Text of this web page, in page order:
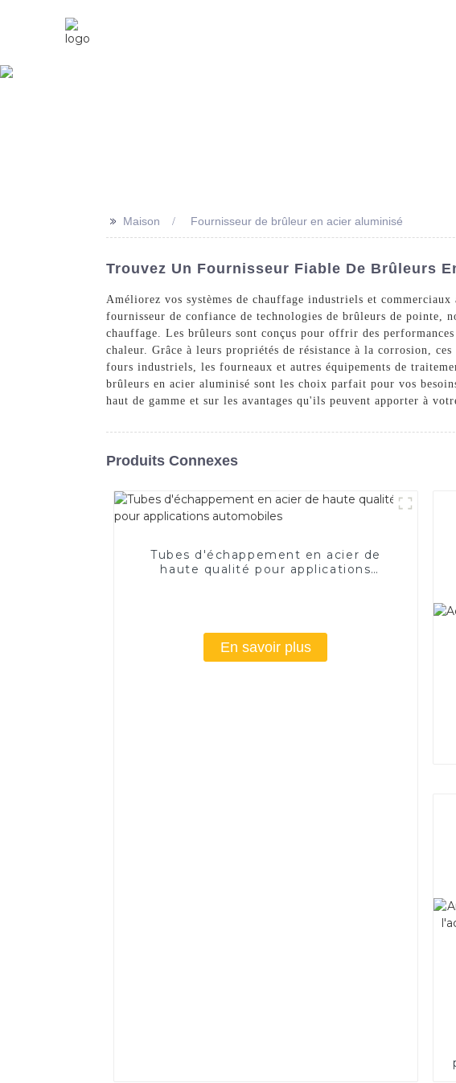
>> Maison Fournisseur de brûleur en acier aluminisé
Trouvez Un Fournisseur Fiable De Brûleurs
Améliorez vos systèmes de chauffage industriels et
fournisseur de confiance de technologies de brûleurs de pointe,
chauffage. Les brûleurs sont conçus pour offrir des
chaleur. Grâce à leurs propriétés de résistance à la corrosion,
fours industriels, les fourneaux et autres équipements de
brûleurs en acier aluminisé sont les choix parfait pour vos
haut de gamme et sur les avantages qu'ils peuvent apporter à
Produits Connexes
Tubes d'échappement en acier de
haute qualité pour applications
En savoir plus